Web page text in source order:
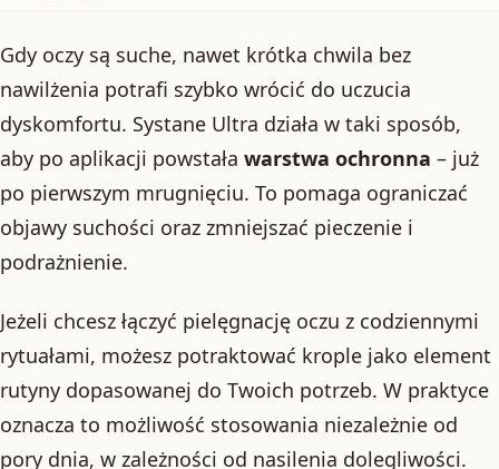
Gdy oczy są suche, nawet krótka chwila bez
nawilżenia potrafi szybko wrócić do uczucia
dyskomfortu. Systane Ultra działa w taki sposób,
aby po aplikacji powstała warstwa ochronna – już
po pierwszym mrugnięciu. To pomaga ograniczać
objawy suchości oraz zmniejszać pieczenie i
podrażnienie.
Jeżeli chcesz łączyć pielęgnację oczu z codziennymi
rytuałami, możesz potraktować krople jako element
rutyny dopasowanej do Twoich potrzeb. W praktyce
oznacza to możliwość stosowania niezależnie od
pory dnia, w zależności od nasilenia dolegliwości.